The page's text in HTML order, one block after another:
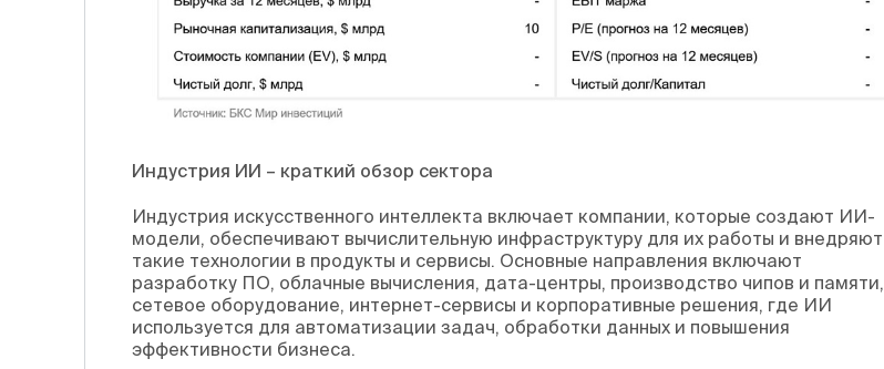
Индустрия ИИ – краткий обзор сектора
Индустрия искусственного интеллекта включает компании, которые создают ИИ-
модели, обеспечивают вычислительную инфраструктуру для их работы и внедряют
такие технологии в продукты и сервисы. Основные направления включают
разработку ПО, облачные вычисления, дата-центры, производство чипов и памяти,
сетевое оборудование, интернет-сервисы и корпоративные решения, где ИИ
используется для автоматизации задач, обработки данных и повышения
эффективности бизнеса.